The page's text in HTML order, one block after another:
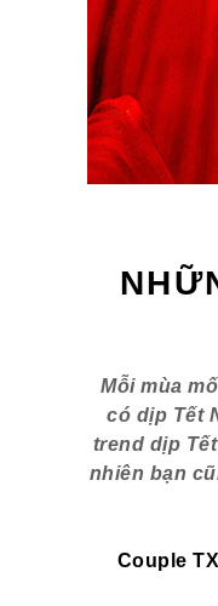
Mỗi mùa
có dịp Tết
trend dịp
nhiên bạn
Couple TX